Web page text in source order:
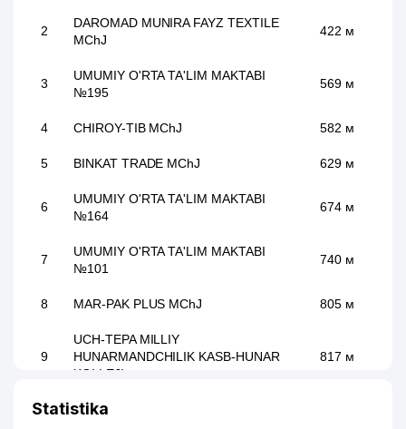
2
DAROMAD MUNIRA FAYZ TEXTILE
MChJ
422 м
3
UMUMIY O'RTA TA'LIM MAKTABI
№195
569 м
4 CHIROY-TIB MChJ 582 м
5 BINKAT TRADE MChJ 629 м
6
UMUMIY O'RTA TA'LIM MAKTABI
№164
674 м
7
UMUMIY O'RTA TA'LIM MAKTABI
№101
740 м
8 MAR-PAK PLUS MChJ 805 м
9
UCH-TEPA MILLIY
HUNARMANDCHILIK KASB-HUNAR
KOLLEJI
817 м
10
V.V. VAXIDOV NOMLI RESPUBLIKA
Statistika